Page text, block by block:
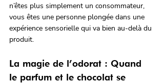
n’êtes plus simplement un consommateur,
vous êtes une personne plongée dans une
expérience sensorielle qui va bien au-delà du
produit.
La magie de l’odorat : Quand
le parfum et le chocolat se